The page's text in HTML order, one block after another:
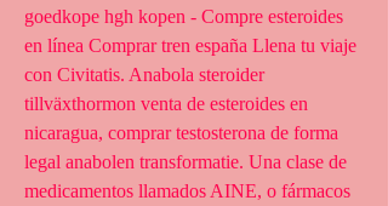
goedkope hgh kopen - Compre esteroides
en línea Comprar tren españa Llena tu viaje
con Civitatis. Anabola steroider
tillväxthormon venta de esteroides en
nicaragua, comprar testosterona de forma
legal anabolen transformatie. Una clase de
medicamentos llamados AINE, o fármacos